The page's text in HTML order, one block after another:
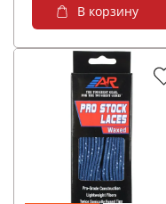
В корзину